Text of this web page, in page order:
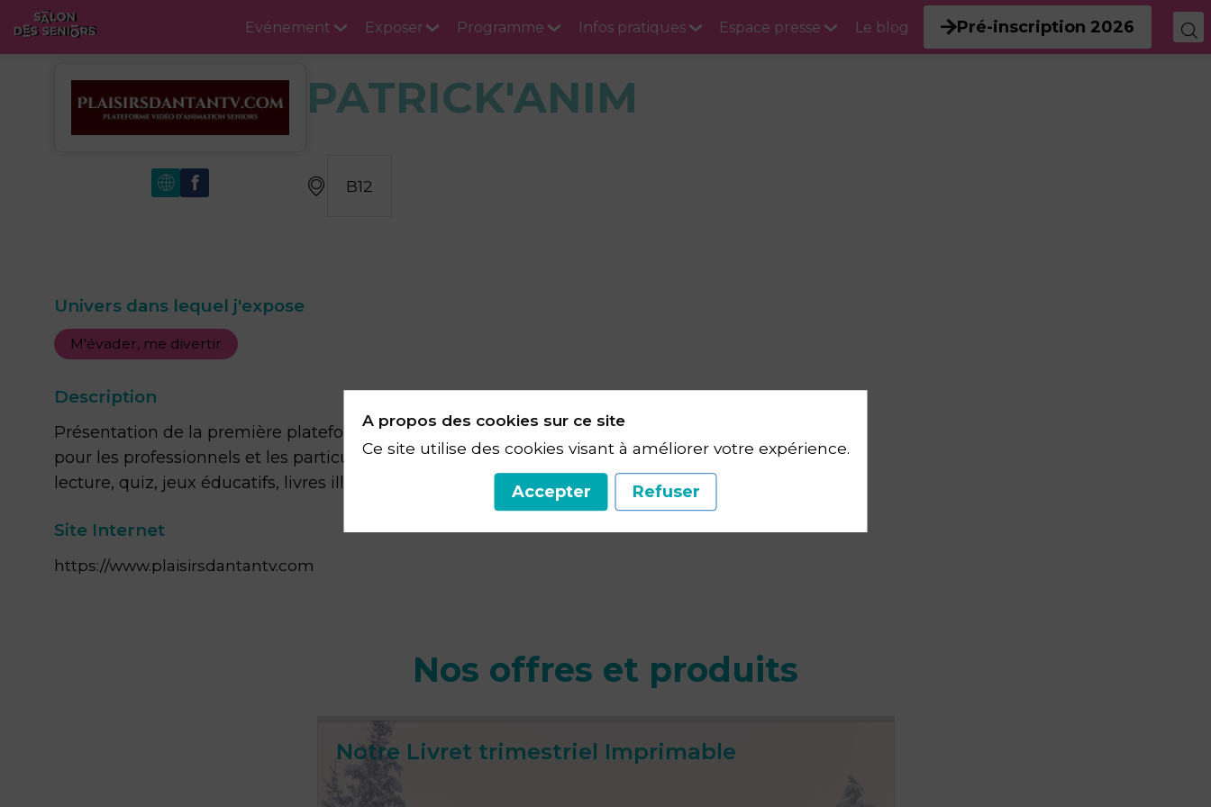
Evénement Exposer Programme Infos pratiques Espace presse Le blog Pré-inscription 2026
PATRICK'ANIM
B12
Univers dans lequel j'expose
M'évader, me divertir
Description
Présentation de la première plateforme d'animations 100% vidéo. Des animations "clé en main"
pour les professionnels et les particuliers (ateliers mémoire, ateliers culturels, ateliers écriture-
lecture, quiz, jeux éducatifs, livres illustrés, lotos, ... plaisirsdantantv.com
Site Internet
https://www.plaisirsdantantv.com
Nos offres et produits
Notre Livret trimestriel Imprimable
A propos des cookies sur ce site
Ce site utilise des cookies visant à améliorer votre expérience.
Accepter Refuser